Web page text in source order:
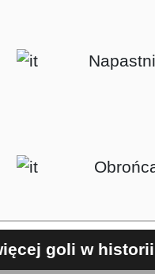
goli w historii